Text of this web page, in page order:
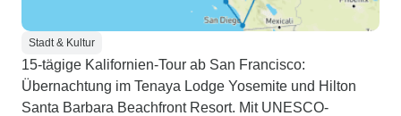
Stadt & Kultur
15-tägige Kalifornien-Tour ab San Francisco:
Übernachtung im Tenaya Lodge Yosemite und Hilton
Santa Barbara Beachfront Resort. Mit UNESCO-